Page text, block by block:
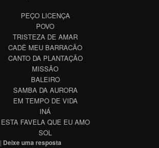
PEÇO LICENÇA
POVO
TRISTEZA DE AMAR
CADÊ MEU BARRACÃO
CANTO DA PLANTAÇÃO
MISSÃO
BALEIRO
SAMBA DA AURORA
EM TEMPO DE VIDA
INÁ
ESTA FAVELA QUE EU AMO
SOL
| Deixe uma resposta